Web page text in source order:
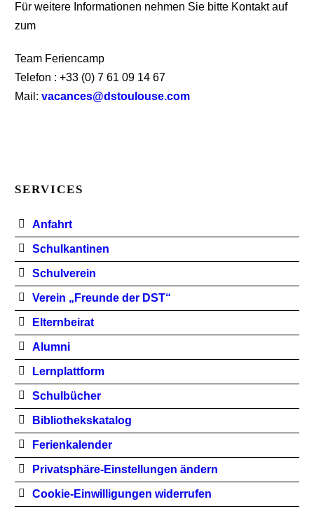
Für weitere Informationen nehmen Sie bitte Kontakt auf
zum
Team Feriencamp
Telefon : +33 (0)7 61 09 14 67
Mail:vacances@dstoulouse.com
SERVICES
Anfahrt
Schulkantinen
Schulverein
Verein „Freunde der DST“
Elternbeirat
Alumni
Lernplattform
Schulbücher
Bibliothekskatalog
Ferienkalender
Privatsphäre-Einstellungen ändern
Cookie-Einwilligungen widerrufen